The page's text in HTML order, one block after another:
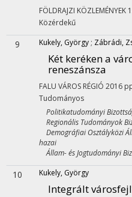
FÖLDRAJZI KÖZLEMÉNYEK
Közérdekű
9 Kukely, György ; Zábrádi,
Két keréken a
reneszánsza
FALU VÁROS RÉGIÓ 2016
Tudományos
Politikatudományi
Regionális Tudományok
Demográfiai Osztályközi
hazai
Állam- és Jogtudományi
10 Kukely, György
Integrált